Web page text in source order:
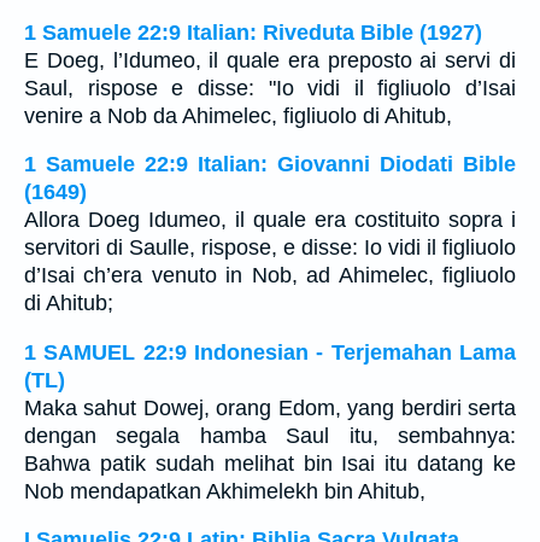
1 Samuele 22:9 Italian: Riveduta Bible (1927)
E Doeg, l’Idumeo, il quale era preposto ai servi di
Saul, rispose e disse: "Io vidi il figliuolo d’Isai
venire a Nob da Ahimelec, figliuolo di Ahitub,
1 Samuele 22:9 Italian: Giovanni Diodati Bible
(1649)
Allora Doeg Idumeo, il quale era costituito sopra i
servitori di Saulle, rispose, e disse: Io vidi il figliuolo
d’Isai ch’era venuto in Nob, ad Ahimelec, figliuolo
di Ahitub;
1 SAMUEL 22:9 Indonesian - Terjemahan Lama
(TL)
Maka sahut Dowej, orang Edom, yang berdiri serta
dengan segala hamba Saul itu, sembahnya:
Bahwa patik sudah melihat bin Isai itu datang ke
Nob mendapatkan Akhimelekh bin Ahitub,